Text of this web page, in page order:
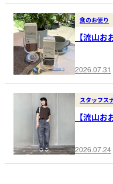
食のお便り
【流山
2026.07.31
スタッフス
【流山
2026.07.24